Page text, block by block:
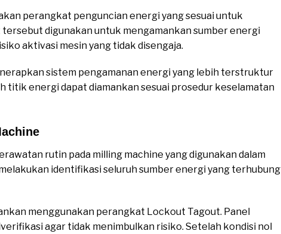
perangkat penguncian energi yang sesuai untuk
digunakan untuk mengamankan sumber energi
aktivasi mesin yang tidak disengaja.
sistem pengamanan energi yang lebih terstruktur
titik energi dapat diamankan sesuai prosedur keselamatan
rutin pada milling machine yang digunakan dalam
identifikasi seluruh sumber energi yang terhubung
menggunakan perangkat Lockout Tagout. Panel
agar tidak menimbulkan risiko. Setelah kondisi nol